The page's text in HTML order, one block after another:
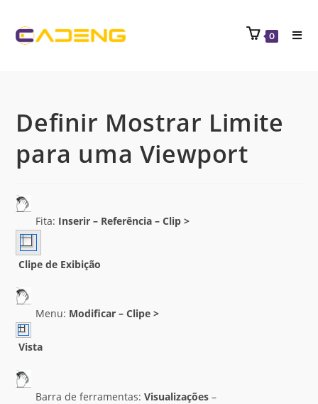
0
Definir Mostrar Limite
para uma Viewport
Fita: Inserir – Referência – Clip >
Clipe de Exibição
Menu: Modificar – Clipe >
Vista
Barra de ferramentas:Visualizações –